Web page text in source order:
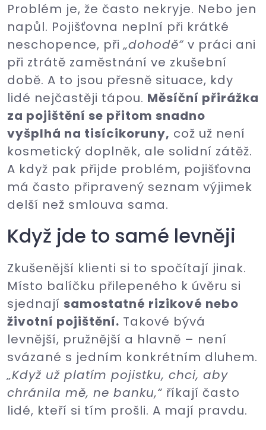
Problém je, že často nekryje. Nebo jen
napůl. Pojišťovna neplní při krátké
neschopence, při„dohodě“ v práci ani
při ztrátě zaměstnání ve zkušební
době. A to jsou přesně situace, kdy
lidé nejčastěji tápou. Měsíční přirážka
za pojištění se přitom snadno
vyšplhá na tisícikoruny, což už není
kosmetický doplněk, ale solidní zátěž.
A když pak přijde problém, pojišťovna
má často připravený seznam výjimek
delší než smlouva sama.
Když jde to samé levněji
Zkušenější klienti si to spočítají jinak.
Místo balíčku přilepeného k úvěru si
sjednají samostatné rizikové nebo
životní pojištění. Takové bývá
levnější, pružnější a hlavně – není
svázané s jedním konkrétním dluhem.
„Když už platím pojistku, chci, aby
chránila mě, ne banku,“ říkají často
lidé, kteří si tím prošli. A mají pravdu.